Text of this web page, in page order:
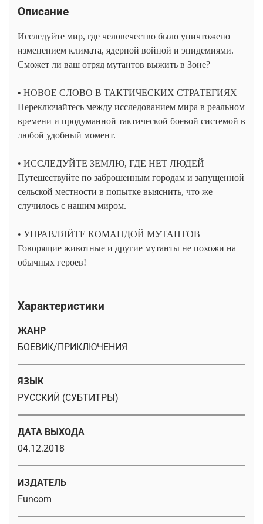
Описание
Исследуйте мир, где человечество было уничтожено
изменением климата, ядерной войной и эпидемиями.
Сможет ли ваш отряд мутантов выжить в Зоне?
• НОВОЕ СЛОВО В ТАКТИЧЕСКИХ СТРАТЕГИЯХ
Переключайтесь между исследованием мира в реальном
времени и продуманной тактической боевой системой в
любой удобный момент.
• ИССЛЕДУЙТЕ ЗЕМЛЮ, ГДЕ НЕТ ЛЮДЕЙ
Путешествуйте по заброшенным городам и запущенной
сельской местности в попытке выяснить, что же
случилось с нашим миром.
• УПРАВЛЯЙТЕ КОМАНДОЙ МУТАНТОВ
Говорящие животные и другие мутанты не похожи на
обычных героев!
Характеристики
ЖАНР
БОЕВИК/ПРИКЛЮЧЕНИЯ
ЯЗЫК
РУССКИЙ (СУБТИТРЫ)
ДАТА ВЫХОДА
04.12.2018
ИЗДАТЕЛЬ
Funcom